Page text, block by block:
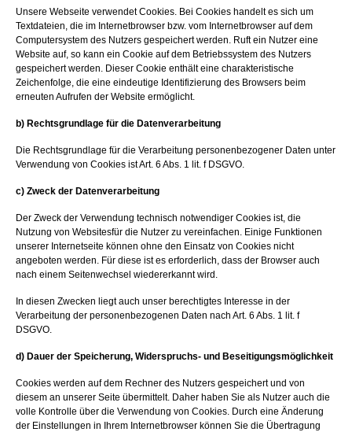
Unsere Webseite verwendet Cookies. Bei Cookies handelt es sich um
Textdateien, die im Internetbrowser bzw. vom Internetbrowser auf dem
Computersystem des Nutzers gespeichert werden. Ruft ein Nutzer eine
Website auf, so kann ein Cookie auf dem Betriebssystem des Nutzers
gespeichert werden. Dieser Cookie enthält eine charakteristische
Zeichenfolge, die eine eindeutige Identifizierung des Browsers beim
erneuten Aufrufen der Website ermöglicht.
b) Rechtsgrundlage für die Datenverarbeitung
Die Rechtsgrundlage für die Verarbeitung personenbezogener Daten unter
Verwendung von Cookies ist Art. 6 Abs. 1 lit. f DSGVO.
c) Zweck der Datenverarbeitung
Der Zweck der Verwendung technisch notwendiger Cookies ist, die
Nutzung von Websitesfür die Nutzer zu vereinfachen. Einige Funktionen
unserer Internetseite können ohne den Einsatz von Cookies nicht
angeboten werden. Für diese ist es erforderlich, dass der Browser auch
nach einem Seitenwechsel wiedererkannt wird.
In diesen Zwecken liegt auch unser berechtigtes Interesse in der
Verarbeitung der personenbezogenen Daten nach Art. 6 Abs. 1 lit. f
DSGVO.
d) Dauer der Speicherung, Widerspruchs- und Beseitigungsmöglichkeit
Cookies werden auf dem Rechner des Nutzers gespeichert und von
diesem an unserer Seite übermittelt. Daher haben Sie als Nutzer auch die
volle Kontrolle über die Verwendung von Cookies. Durch eine Änderung
der Einstellungen in Ihrem Internetbrowser können Sie die Übertragung